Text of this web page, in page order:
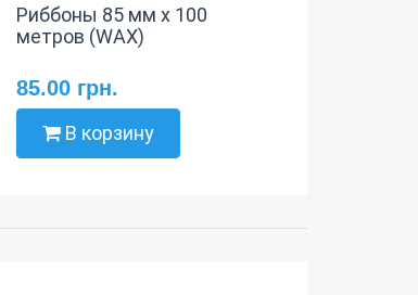
Риббоны 85 мм х 100
метров (WAX)
85.00 грн.
В корзину